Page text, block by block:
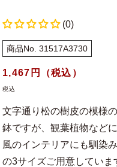
(0)
商品No. 31517A3730
通
常
格
1,467 円（税込）
税込
文字通り松の樹皮の模様
鉢ですが、観葉植物など
風のインテリアにも馴染
の3サイズご用意していま